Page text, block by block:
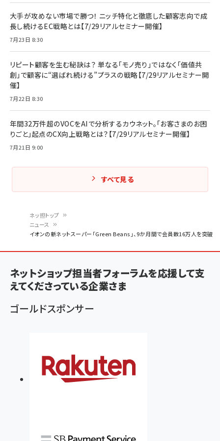
ン
く
ず
ネッ担トップ
ニュース
イオンの新ネットスーパー「Green Beans」、9か月間で会員数16万人を突破
大手が攻めない市場で勝つ！ ニッチ特化と徹底した顧客志向で成
長し続けるEC戦略とは【7/29リアルセミナー開催】
7月23日 8:30
リピート顧客を生む秘訣は？ 単なる「モノ売り」ではなく「価値共
創」で顧客に“選ばれ続ける”プラスの戦略【7/29リアルセミナー開
催】
7月22日 8:30
年間32万件超のVOCをAIで分析するカウネット。「お客さまのお困
りごと」起点のCX向上戦略とは？【7/29リアルセミナー開催】
7月21日 9:00
すべて見る
ネットショップ担当者フォーラムを応援して支
えてくださっている企業さま
ゴールドスポンサー